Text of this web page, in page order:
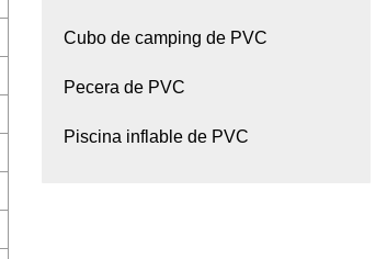
PVC
Cubo de camping de PVC
Pecera de PVC
Piscina inflable de PVC